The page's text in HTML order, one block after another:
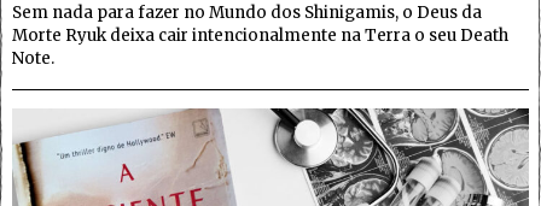
Sem nada para fazer no Mundo dos Shinigamis, o Deus da
Morte Ryuk deixa cair intencionalmente na Terra o seu Death
Note.